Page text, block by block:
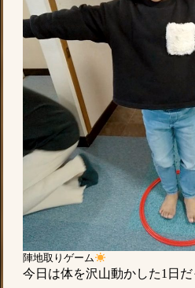
陣地取りゲーム
今日は体を沢山動かした1日